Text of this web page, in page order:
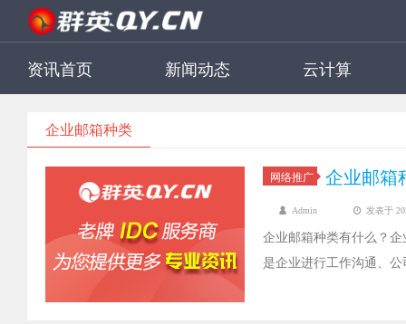
资讯首页 新闻动态 云计算
企业邮箱种类
网络推广 企业邮箱
Admin 发表于
企业邮箱种类有什么？
是企业进行工作沟通、